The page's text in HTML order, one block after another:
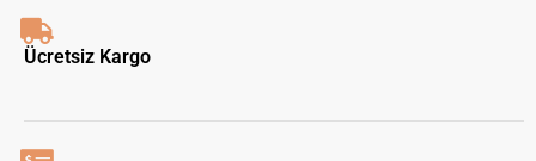
Ücretsiz Kargo